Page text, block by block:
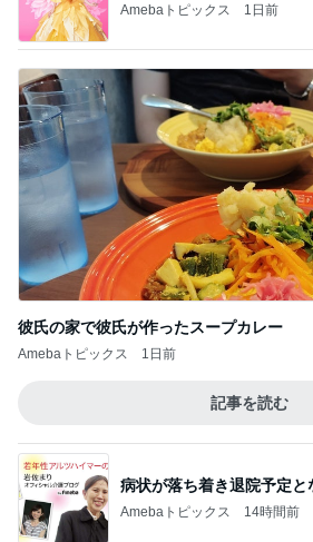
Amebaトピックス 1日前
彼氏の家で彼氏が作ったスープカレー
Amebaトピックス 1日前
記事を読む
病状が落ち着き退院予定と
Amebaトピックス 14時間前